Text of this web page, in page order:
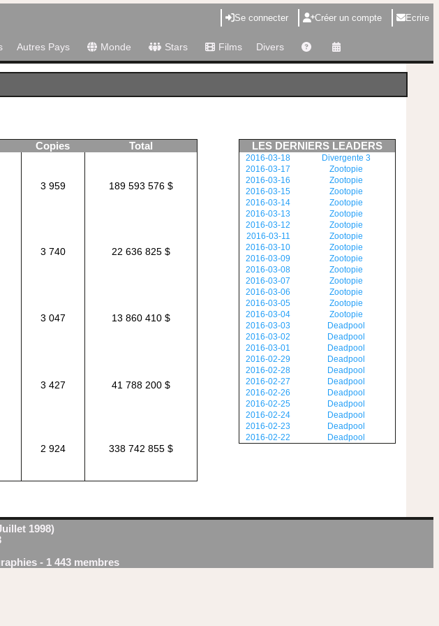
Se connecter Créer un compte Ecrire
Autres Pays Monde Stars Films Divers
Copies Total
3 959 189 593 576 $
3 740 22 636 825 $
3 047 13 860 410 $
3 427 41 788 200 $
2 924 338 742 855 $
LES DERNIERS LEADERS
2016-03-18
Divergente 3
2016-03-17
Zootopie
2016-03-16
Zootopie
2016-03-15
Zootopie
2016-03-14
Zootopie
2016-03-13
Zootopie
2016-03-12
Zootopie
2016-03-11
Zootopie
2016-03-10
Zootopie
2016-03-09
Zootopie
2016-03-08
Zootopie
2016-03-07
Zootopie
2016-03-06
Zootopie
2016-03-05
Zootopie
2016-03-04
Zootopie
2016-03-03
Deadpool
2016-03-02
Deadpool
2016-03-01
Deadpool
2016-02-29
Deadpool
2016-02-28
Deadpool
2016-02-27
Deadpool
2016-02-26
Deadpool
2016-02-25
Deadpool
2016-02-24
Deadpool
2016-02-23
Deadpool
2016-02-22
Deadpool
1998)
- 1 443 membres